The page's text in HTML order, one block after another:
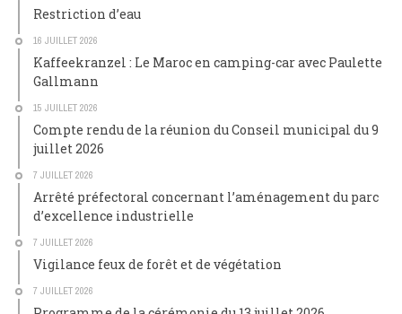
Restriction d’eau
16 JUILLET 2026
Kaffeekranzel : Le Maroc en camping-car avec Paulette
Gallmann
15 JUILLET 2026
Compte rendu de la réunion du Conseil municipal du 9
juillet 2026
7 JUILLET 2026
Arrêté préfectoral concernant l’aménagement du parc
d’excellence industrielle
7 JUILLET 2026
Vigilance feux de forêt et de végétation
7 JUILLET 2026